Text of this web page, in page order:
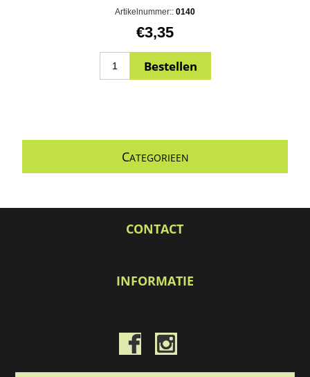
Artikelnummer:: 0140
€3,35
CATEGORIEEN
CONTACT
INFORMATIE